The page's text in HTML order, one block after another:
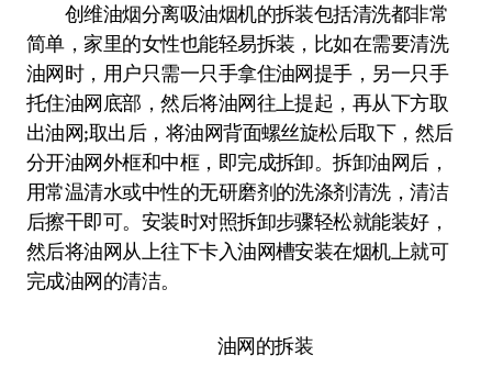
创维油烟分离吸油烟机的拆装包括清洗都非常
简单，家里的女性也能轻易拆装，比如在需要清洗
油网时，用户只需一只手拿住油网提手，另一只手
托住油网底部，然后将油网往上提起，再从下方取
出油网;取出后，将油网背面螺丝旋松后取下，然后
分开油网外框和中框，即完成拆卸。拆卸油网后，
用常温清水或中性的无研磨剂的洗涤剂清洗，清洁
后擦干即可。安装时对照拆卸步骤轻松就能装好，
然后将油网从上往下卡入油网槽安装在烟机上就可
完成油网的清洁。
油网的拆装